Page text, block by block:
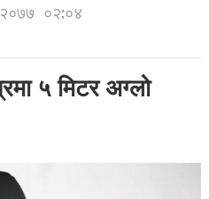
०२:०४
५ मिटर अग्लो